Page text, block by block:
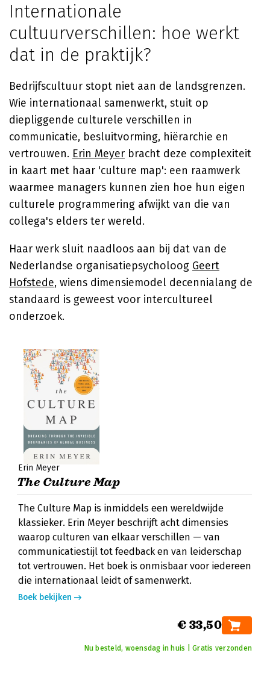
Internationale
cultuurverschillen: hoe werkt
dat in de praktijk?
Bedrijfscultuur stopt niet aan de landsgrenzen.
Wie internationaal samenwerkt, stuit op
diepliggende culturele verschillen in
communicatie, besluitvorming, hiërarchie en
vertrouwen. Erin Meyer bracht deze complexiteit
in kaart met haar 'culture map': een raamwerk
waarmee managers kunnen zien hoe hun eigen
culturele programmering afwijkt van die van
collega's elders ter wereld.
Haar werk sluit naadloos aan bij dat van de
Nederlandse organisatiepsycholoog Geert
Hofstede, wiens dimensiemodel decennialang de
standaard is geweest voor intercultureel
onderzoek.
Erin Meyer
The Culture Map
The Culture Map is inmiddels een wereldwijde
klassieker. Erin Meyer beschrijft acht dimensies
waarop culturen van elkaar verschillen — van
communicatiestijl tot feedback en van leiderschap
tot vertrouwen. Het boek is onmisbaar voor iedereen
die internationaal leidt of samenwerkt.
Boek bekijken
€ 33,50
Nu besteld, woensdag in huis | Gratis verzonden